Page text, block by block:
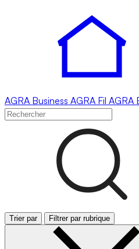
AGRA Business AGRA Fil AGRA
Trier par Filtrer par rubrique